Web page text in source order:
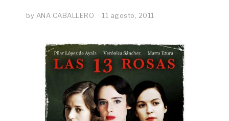
by ANA CABALLERO 11 agosto, 2011